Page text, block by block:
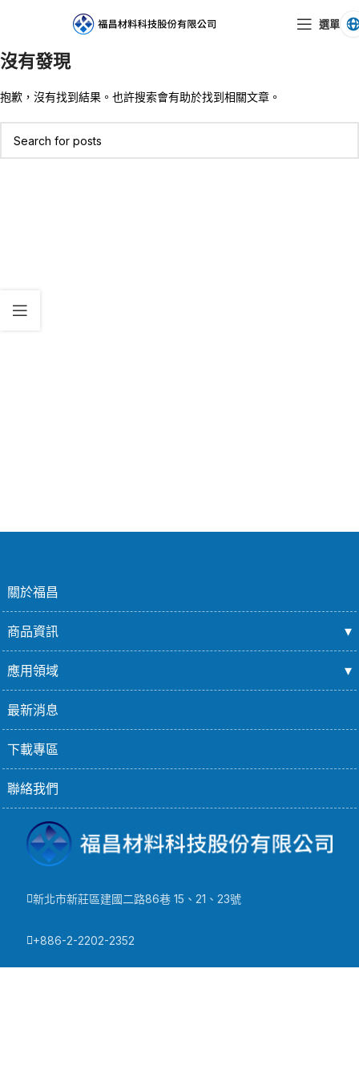
選單
沒有發現
抱歉，沒有找到結果。也許搜索會有助於找到相關文章。
關於福昌
商品資訊
應用領域
最新消息
下載專區
聯絡我們
新北市新莊區建國二路86巷 15、21、23號
+886-2-2202-2352